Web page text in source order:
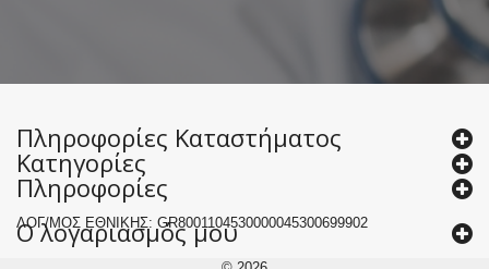
Πληροφορίες Καταστήματος
Κατηγορίες
Πληροφορίες
ΛΟΓ/ΜΟΣ ΕΘΝΙΚΗΣ: GR8001104530000045300699902
Ο λογαριασμός μου